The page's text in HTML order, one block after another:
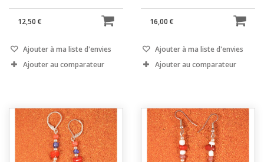
12,50 €
Ajouter à ma liste d'envies
Ajouter au comparateur
16,00 €
Ajouter à ma liste d'envies
Ajouter au comparateur